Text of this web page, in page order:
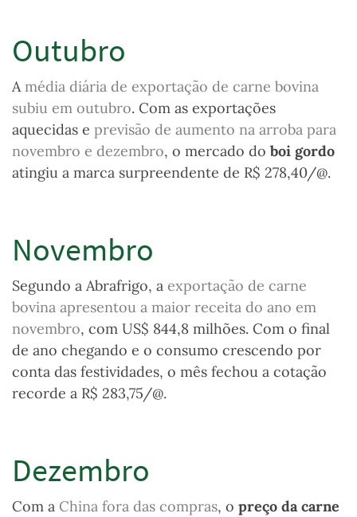
Outubro
Amédia diária de exportação de carne bovina
subiu em outubro. Com as exportações
aquecidas e previsão de aumento na arroba para
novembro e dezembro, o mercado do boi gordo
atingiu a marca surpreendente de R$ 278,40/@.
Novembro
Segundo a Abrafrigo, a exportação de carne
bovina apresentou a maior receita do ano em
novembro, com US$ 844,8 milhões. Com o final
de ano chegando e o consumo crescendo por
conta das festividades, o mês fechou a cotação
recorde a R$ 283,75/@.
Dezembro
Com a China fora das compras, o preço da carne